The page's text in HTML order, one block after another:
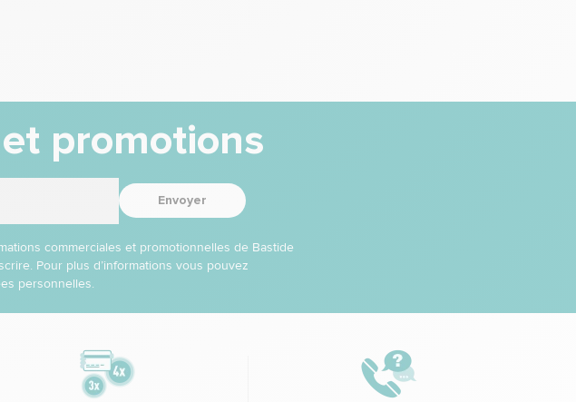
promotions
Envoyer
commerciales et promotionnelles de Bastide
Pour plus d’informations vous pouvez
personnelles.